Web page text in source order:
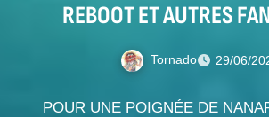
REBOOT ET AUTRES
Tornado 29/06/
POUR UNE POIGNÉE DE